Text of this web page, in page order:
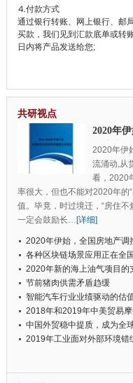
⒋付款方式
通过银行转账、网上银行、邮
买款，我们见到汇款底单或转
日内将产品发送给您;
共研视点
2020年
控暗流涌
2020年伊
流涌动,从
看，2020
率很大，但也不能对2020年的
值。毕竟，时过境迁，“房住不
一定会鼓励长…[详细]
2020年伊始，全国房地产调
各种区块链场景应用正在全
2020年新的海上油气项目的
节前猪肉供需矛盾趋缓
智能汽车行业业绩驱动的估
2018年和2019年中美贸易
中国外贸稳中提质，成为全
2019年工业面对外部环境错